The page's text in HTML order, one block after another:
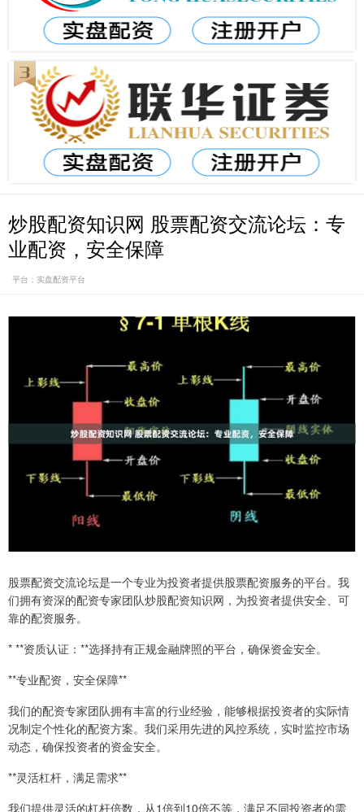
炒股配资知识网 股票配资交流论坛：专
业配资，安全保障
平台：实盘配资平台
股票配资交流论坛是一个专业为投资者提供股票配资服务的平台。我
们拥有资深的配资专家团队炒股配资知识网，为投资者提供安全、可
靠的配资服务。
* **资质认证：**选择持有正规金融牌照的平台，确保资金安全。
**专业配资，安全保障**
我们的配资专家团队拥有丰富的行业经验，能够根据投资者的实际情
况制定个性化的配资方案。我们采用先进的风控系统，实时监控市场
动态，确保投资者的资金安全。
**灵活杠杆，满足需求**
我们提供灵活的杠杆倍数，从1倍到10倍不等，满足不同投资者的需